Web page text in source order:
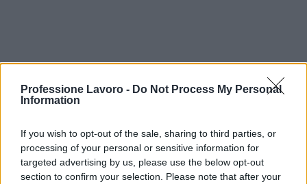
Professione Lavoro - Do Not Process My Personal
Information
If you wish to opt-out of the sale, sharing to third parties, or
processing of your personal or sensitive information for
targeted advertising by us, please use the below opt-out
section to confirm your selection. Please note that after your